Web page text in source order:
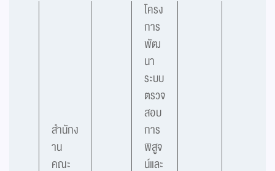
สำนักง
าน
คณะ
โครง
การ
พัฒ
นา
ระบบ
ตรวจ
สอบ
การ
พิสูจ
น์และ